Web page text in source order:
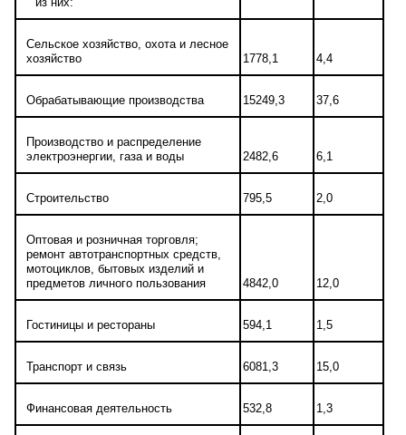
Сельское хозяйство, охота и лесное
хозяйство
1778,1 4,4
Обрабатывающие производства 15249,3 37,6
Производство и распределение
электроэнергии, газа и воды
2482,6 6,1
Строительство 795,5 2,0
Оптовая и розничная торговля;
ремонт автотранспортных средств,
мотоциклов, бытовых изделий и
предметов личного пользования
4842,0 12,0
Гостиницы и рестораны 594,1 1,5
Транспорт и связь 6081,3 15,0
Финансовая деятельность 532,8 1,3